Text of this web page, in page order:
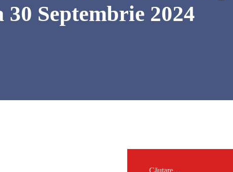
Septembrie 2024